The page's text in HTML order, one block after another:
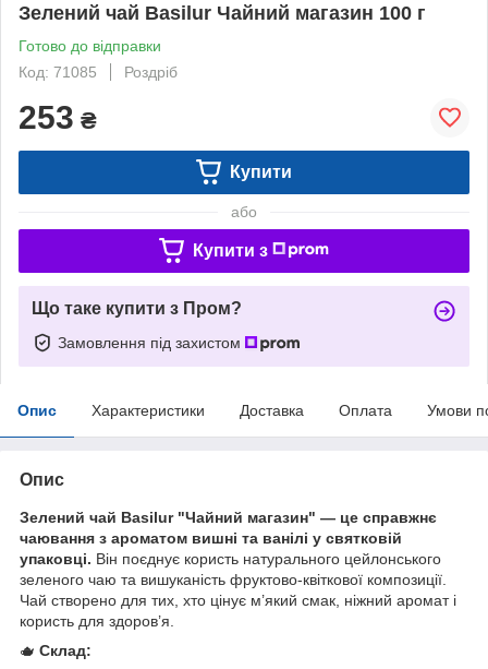
Зелений чай Basilur Чайний магазин 100 г
Готово до відправки
Код: 71085
Роздріб
253 ₴
Купити
або
Купити з
Що таке купити з Пром?
Замовлення під захистом
Опис Характеристики Доставка Оплата Умови
Опис
Зелений чай Basilur "Чайний магазин" — це справжнє
чаювання з ароматом вишні та ванілі у святковій
упаковці. Він поєднує користь натурального цейлонського
зеленого чаю та вишуканість фруктово-квіткової композиції.
Чай створено для тих, хто цінує м’який смак, ніжний аромат і
користь для здоров’я.
🫖 Склад: